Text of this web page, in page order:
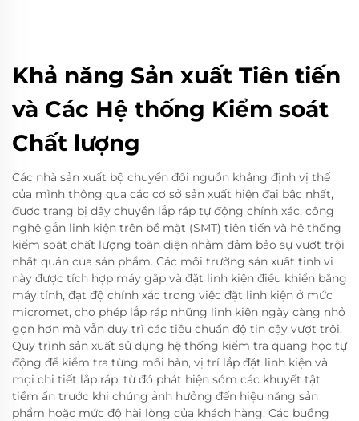
Khả năng Sản xuất Tiên tiến
và Các Hệ thống Kiểm soát
Chất lượng
Các nhà sản xuất bộ chuyển đổi nguồn khẳng định vị thế
của mình thông qua các cơ sở sản xuất hiện đại bậc nhất,
được trang bị dây chuyền lắp ráp tự động chính xác, công
nghệ gắn linh kiện trên bề mặt (SMT) tiên tiến và hệ thống
kiểm soát chất lượng toàn diện nhằm đảm bảo sự vượt trội
nhất quán của sản phẩm. Các môi trường sản xuất tinh vi
này được tích hợp máy gắp và đặt linh kiện điều khiển bằng
máy tính, đạt độ chính xác trong việc đặt linh kiện ở mức
micromet, cho phép lắp ráp những linh kiện ngày càng nhỏ
gọn hơn mà vẫn duy trì các tiêu chuẩn độ tin cậy vượt trội.
Quy trình sản xuất sử dụng hệ thống kiểm tra quang học tự
động để kiểm tra từng mối hàn, vị trí lắp đặt linh kiện và
mọi chi tiết lắp ráp, từ đó phát hiện sớm các khuyết tật
tiềm ẩn trước khi chúng ảnh hưởng đến hiệu năng sản
phẩm hoặc mức độ hài lòng của khách hàng. Các buồng